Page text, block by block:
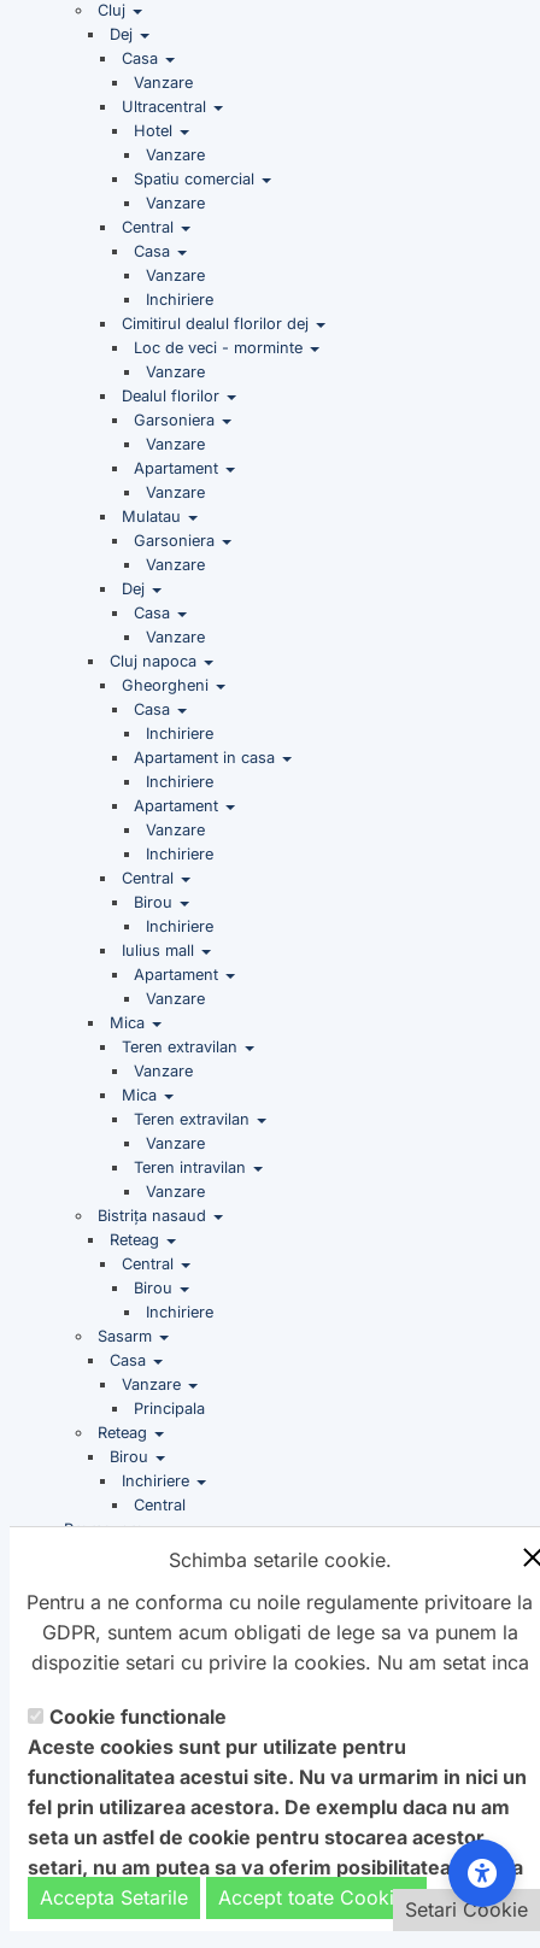
Cluj
Dej
Casa
Vanzare
Ultracentral
Hotel
Vanzare
Spatiu comercial
Vanzare
Central
Casa
Vanzare
Inchiriere
Cimitirul dealul florilor dej
Loc de veci - morminte
Vanzare
Dealul florilor
Garsoniera
Vanzare
Apartament
Vanzare
Mulatau
Garsoniera
Vanzare
Dej
Casa
Vanzare
Cluj napoca
Gheorgheni
Casa
Inchiriere
Apartament in casa
Inchiriere
Apartament
Vanzare
Inchiriere
Central
Birou
Inchiriere
Iulius mall
Apartament
Vanzare
Mica
Teren extravilan
Vanzare
Mica
Teren extravilan
Vanzare
Teren intravilan
Vanzare
Bistrița nasaud
Reteag
Central
Birou
Inchiriere
Sasarm
Casa
Vanzare
Principala
Reteag
Birou
Inchiriere
Central
Promovare
Copyright ©Petro&
profesionale de creareWebNou. Hai la noi !
Textele si imaginile prezente pe acest site au fost furnizate de
catre proprietarul de domeniu! Pentru orice probleme va rog
sa ne contactati.
Schimba setarile cookie.
Pentru a ne conforma cu noile regulamente privitoare la
GDPR, suntem acum obligati de lege sa va punem la
dispozitie setari cu privire la cookies. Nu am setat inca
schimbati aceste setari mai tarziu, va punem la
dispozitie un buton in coltul de jos al paginii. In orice
caz, va aducem la cunostiinta ca unele cookie sunt intr-
adevar necesare website-ului nostru pentru a functiona,
si nu pot fi dezactivate.Daca nu sunteti de acord cu
aceasta: Va rugam sa nu vizitati acest site.
Pentru a ne sprijini activitatea, in schimbul accesarii
Cookie functionale
Aceste cookies sunt pur utilizate pentru
functionalitatea acestui site. Nu va urmarim in nici un
fel prin utilizarea acestora. De exemplu daca nu am
seta un astfel de cookie pentru stocarea acestor
setari, nu am putea sa va oferim posibilitatea de a va
afisa acest ecran cu optiuni.
Accepta Setarile Accept toate CookiesSetari Cookie
Setari Cookie